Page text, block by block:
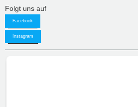
Folgt uns auf
Facebook
Instagram